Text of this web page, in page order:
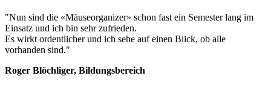
"Nun sind die «Mäuseorganizer» schon fast ein Semester lang im
Einsatz und ich bin sehr zufrieden.
Es wirkt ordentlicher und ich sehe auf einen Blick, ob alle
vorhanden sind."
Roger Blöchliger, Bildungsbereich